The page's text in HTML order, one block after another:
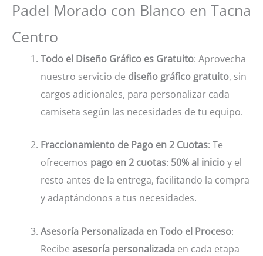
Padel Morado con Blanco en Tacna
Centro
Todo el Diseño Gráfico es Gratuito: Aprovecha
nuestro servicio de diseño gráfico gratuito, sin
cargos adicionales, para personalizar cada
camiseta según las necesidades de tu equipo.
Fraccionamiento de Pago en 2 Cuotas: Te
ofrecemos pago en 2 cuotas: 50% al inicioy el
resto antes de la entrega, facilitando la compra
y adaptándonos a tus necesidades.
Asesoría Personalizada en Todo el Proceso:
Recibeasesoría personalizada en cada etapa